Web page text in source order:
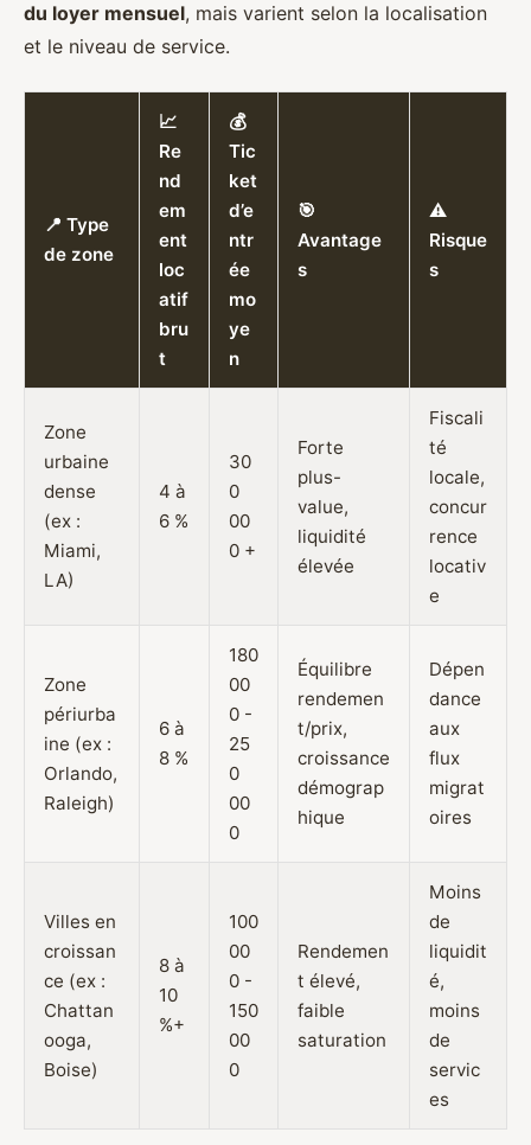
du loyer mensuel, mais varient selon la localisation
et le niveau de service.
📍 Type
de zone
📈
Re
nd
em
ent
loc
atif
bru
t
💰
Tic
ket
d’e
ntr
ée
mo
ye
n
🎯
Avantage
s
⚠️
Risque
s
Zone
urbaine
dense
(ex :
Miami,
LA)
4 à
6 %
30
0
00
0 +
Forte
plus-
value,
liquidité
élevée
Fiscali
té
locale,
concur
rence
locativ
e
Zone
périurba
ine (ex :
Orlando,
Raleigh)
6 à
8 %
180
00
0 -
25
0
00
0
Équilibre
rendemen
t/prix,
croissance
démograp
hique
Dépen
dance
aux
flux
migrat
oires
Villes en
croissan
ce (ex :
Chattan
ooga,
Boise)
8 à
10
%+
100
00
0 -
150
00
0
Rendemen
t élevé,
faible
saturation
Moins
de
liquidit
é,
moins
de
servic
es